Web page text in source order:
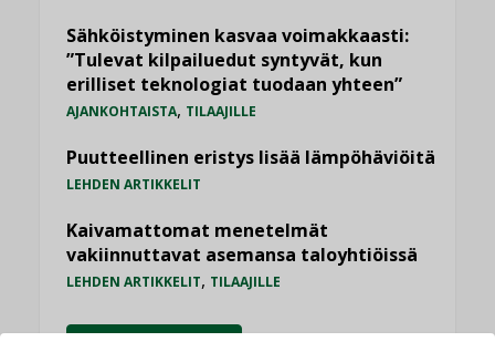
Sähköistyminen kasvaa voimakkaasti:
”Tulevat kilpailuedut syntyvät, kun
erilliset teknologiat tuodaan yhteen”
AJANKOHTAISTA, TILAAJILLE
Puutteellinen eristys lisää lämpöhäviöitä
LEHDEN ARTIKKELIT
Kaivamattomat menetelmät
vakiinnuttavat asemansa taloyhtiöissä
LEHDEN ARTIKKELIT, TILAAJILLE